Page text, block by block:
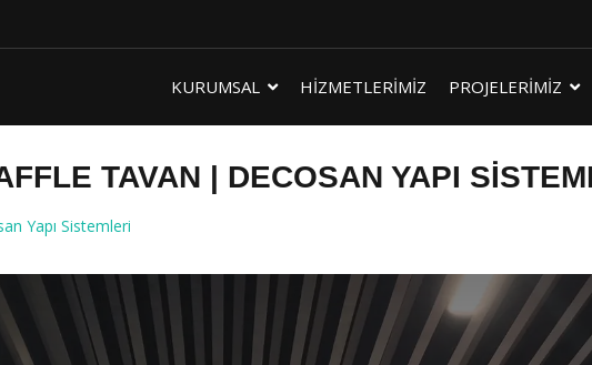
KURUMSAL HİZMETLERİMİZ PROJELERİMİZ
TAVAN | DECOSAN YAPI
Yapı Sistemleri